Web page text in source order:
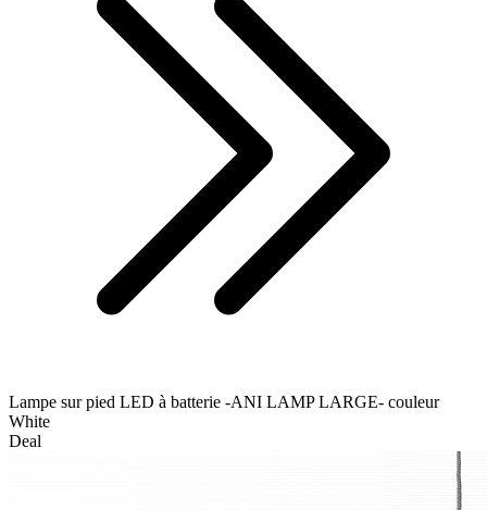
Lampe sur pied LED à batterie -ANI LAMP LARGE- couleur
White
Deal